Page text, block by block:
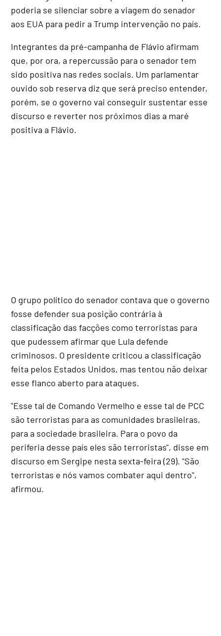
poderia se silenciar sobre a viagem do senador
aos EUA para pedir a Trump intervenção no país.
Integrantes da pré-campanha de Flávio afirmam
que, por ora, a repercussão para o senador tem
sido positiva nas redes sociais. Um parlamentar
ouvido sob reserva diz que será preciso entender,
porém, se o governo vai conseguir sustentar esse
discurso e reverter nos próximos dias a maré
positiva a Flávio.
O grupo político do senador contava que o governo
fosse defender sua posição contrária à
classificação das facções como terroristas para
que pudessem afirmar que Lula defende
criminosos. O presidente criticou a classificação
feita pelos Estados Unidos, mas tentou não deixar
esse flanco aberto para ataques.
"Esse tal de Comando Vermelho e esse tal de PCC
são terroristas para as comunidades brasileiras,
para a sociedade brasileira. Para o povo da
periferia desse país eles são terroristas", disse em
discurso em Sergipe nesta sexta-feira (29). "São
terroristas e nós vamos combater aqui dentro",
afirmou.